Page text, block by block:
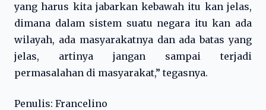
yang harus kita jabarkan kebawah itu kan jelas,
dimana dalam sistem suatu negara itu kan ada
wilayah, ada masyarakatnya dan ada batas yang
jelas, artinya jangan sampai terjadi
permasalahan di masyarakat,” tegasnya.
Penulis: Francelino